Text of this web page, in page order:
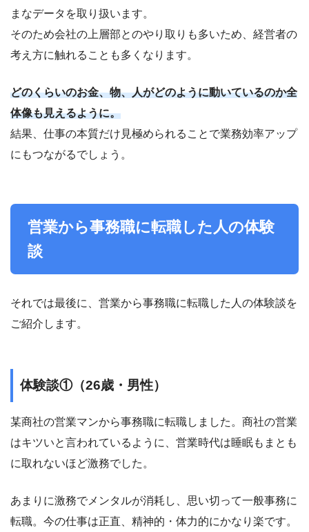
まなデータを取り扱います。
そのため会社の上層部とのやり取りも多いため、経営者の
考え方に触れることも多くなります。
どのくらいのお金、物、人がどのように動いているのか全
体像も見えるように。
結果、仕事の本質だけ見極められることで業務効率アップ
にもつながるでしょう。
営業から事務職に転職した人の体験
談
それでは最後に、営業から事務職に転職した人の体験談を
ご紹介します。
体験談①（26歳・男性）
某商社の営業マンから事務職に転職しました。商社の営業
はキツいと言われているように、営業時代は睡眠もまとも
に取れないほど激務でした。
あまりに激務でメンタルが消耗し、思い切って一般事務に
転職。今の仕事は正直、精神的・体力的にかなり楽です。